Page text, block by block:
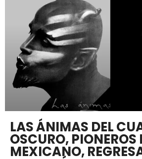
LAS ÁNIMAS DEL
OSCURO, PIONEROS
MEXICANO,